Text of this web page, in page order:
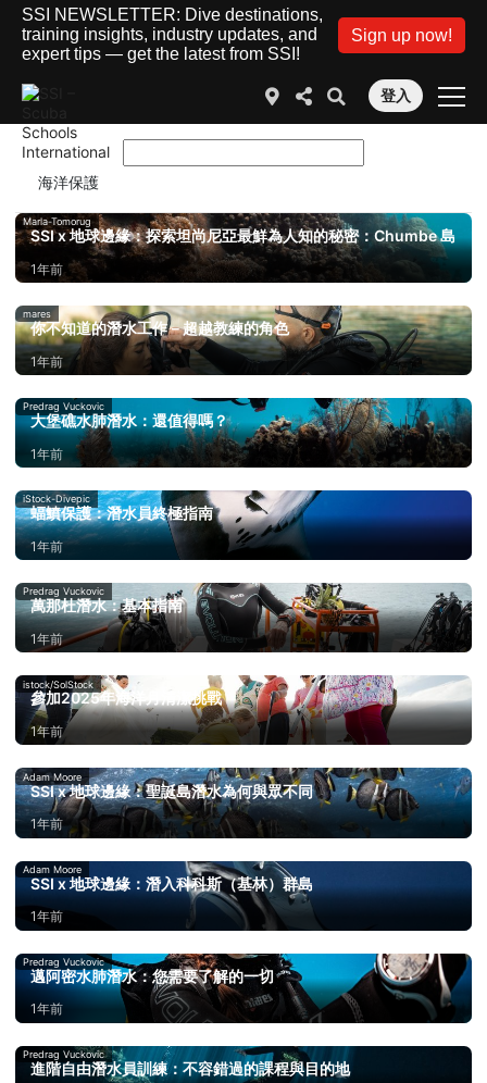
SSI NEWSLETTER: Dive destinations,
training insights, industry updates, and
expert tips — get the latest from SSI!
Sign up now!
登入
Marla-Tomorug
SSI x 地球邊緣：探索坦尚尼亞最鮮為人知的秘密：Chumbe 島
1年前
mares
你不知道的潛水工作－超越教練的角色
1年前
Predrag Vuckovic
大堡礁水肺潛水：還值得嗎？
1年前
iStock-Divepic
蝠鱝保護：潛水員終極指南
1年前
Predrag Vuckovic
萬那杜潛水：基本指南
1年前
istock/SolStock
參加2025年海洋月清潔挑戰
1年前
Adam Moore
SSI x 地球邊緣：聖誕島潛水為何與眾不同
1年前
Adam Moore
SSI x 地球邊緣：潛入科科斯（基林）群島
1年前
Predrag Vuckovic
邁阿密水肺潛水：您需要了解的一切
1年前
Predrag Vuckovic
進階自由潛水員訓練：不容錯過的課程與目的地